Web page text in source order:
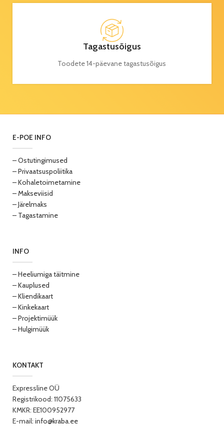
Tagastusõigus
Toodete 14-päevane tagastusõigus
E-POE INFO
– Ostutingimused
– Privaatsuspoliitika
– Kohaletoimetamine
– Makseviisid
– Järelmaks
– Tagastamine
INFO
– Heeliumiga täitmine
– Kauplused
– Kliendikaart
– Kinkekaart
– Projektimüük
– Hulgimüük
KONTAKT
Expressline OÜ
Registrikood: 11075633
KMKR: EE100952977
E-mail: info@kraba.ee